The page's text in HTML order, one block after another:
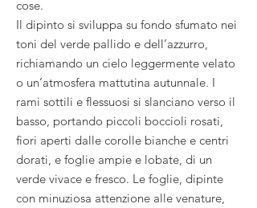
cose.
Il dipinto si sviluppa su fondo sfumato nei
toni del verde pallido e dell’azzurro,
richiamando un cielo leggermente velato
o un’atmosfera mattutina autunnale. I
rami sottili e flessuosi si slanciano verso il
basso, portando piccoli boccioli rosati,
fiori aperti dalle corolle bianche e centri
dorati, e foglie ampie e lobate, di un
verde vivace e fresco. Le foglie, dipinte
con minuziosa attenzione alle venature,